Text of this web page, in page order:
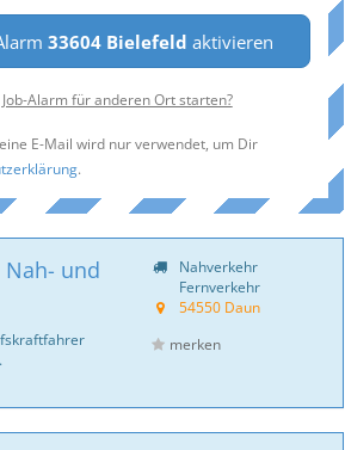
33604 Bielefeld aktivieren
Job-Alarm für anderen Ort starten?
E-Mail wird nur verwendet, um Dir
.
und
Nahverkehr
Fernverkehr
54550 Daun
merken